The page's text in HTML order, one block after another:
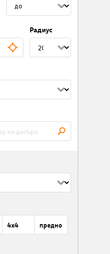
Радиус
4x4 предно